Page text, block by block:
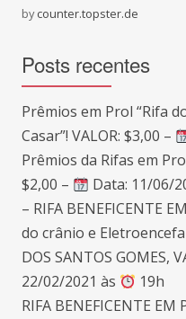
bycounter.topster.de
Posts recentes
Prêmios em Prol “Rifa
Casar”! VALOR: $3,00 –
Prêmios da Rifas em
$2,00 –
Data: 11/06/
– RIFA BENEFICENTE
do crânio e
DOS SANTOS GOMES,
22/02/2021 às
19h
RIFA BENEFICENTE EM